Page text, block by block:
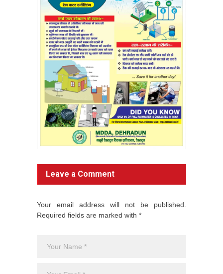
Leave a Comment
Your email address will not be published.
Required fields are marked with *